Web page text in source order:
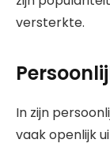
versterkte.
In zijn
vaak openlijk